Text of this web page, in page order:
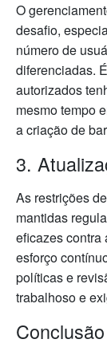
O
desafio,
número de
diferenciadas.
autorizados
mesmo tempo
a criação de
3.
As restrições
mantidas
eficazes contra
esforço
políticas e
trabalhoso e
Conclusão